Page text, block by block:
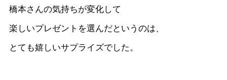
橋本さんの気持ちが変化して
楽しいプレゼントを選んだというのは、
とても嬉しいサプライズでした。